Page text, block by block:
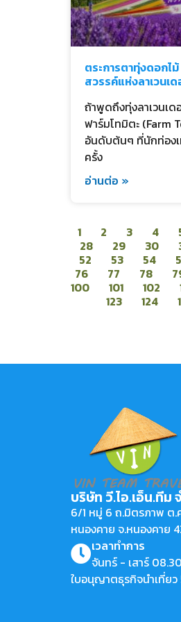
ตระการตาทุ่งดอกไ
สวรรค์แห่งลาเวนเ
ถ้าพูดถึงทุ่งลาเวนเ
ฟาร์มโทมิตะ (Farm
อันดับต้นๆ ที่นักท่อง
ครั้ง
อ่านต่อ »
1 2 3 4
28
29 30
52
53 54
76
77 78
100
101 102
123
124
บริษัท วี.ไอ.เอ็น.ทีม
6/1 หมู่ 6 ถ.มิตรภาพ ต.
หนองคาย จ.หนองคาย
เวลาทำการ
จันทร์ - เสาร์
ใบอนุญาตธุรกิจนำเที่ยว